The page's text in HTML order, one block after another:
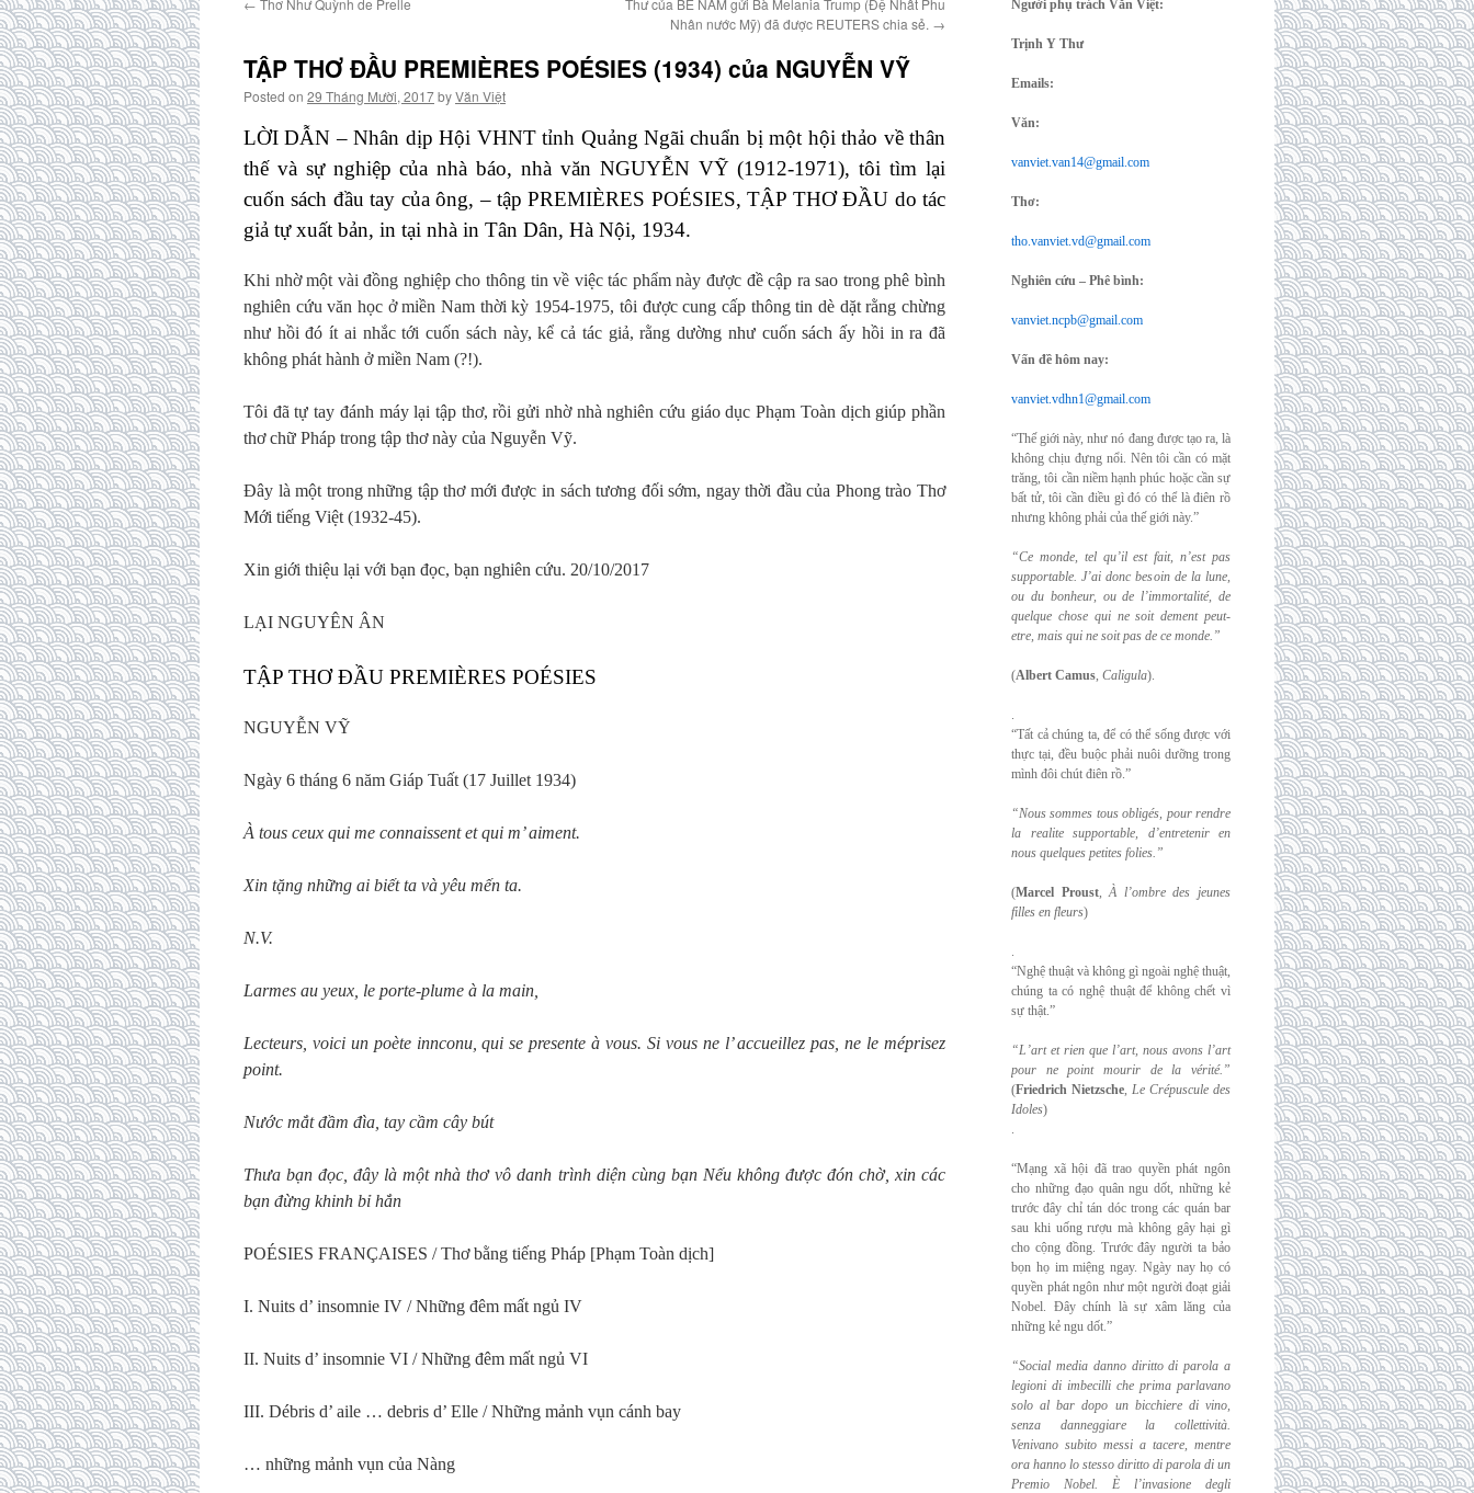
← Thơ Như Quỳnh de Prelle
Thư của BÉ NẤM gửi Bà Melania Trump (Đệ Nhất Phu
Nhân nước Mỹ) đã được REUTERS chia sẻ. →
TẬP THƠ ĐẦU PREMIÈRES POÉSIES (1934) của NGUYỄN VỸ
Posted on 29 Tháng Mười, 2017byVăn Việt
LỜI DẪN – Nhân dịp Hội VHNT tỉnh Quảng Ngãi chuẩn bị một hội thảo về thân
thế và sự nghiệp của nhà báo, nhà văn NGUYỄN VỸ (1912-1971), tôi tìm lại
cuốn sách đầu tay của ông, – tập PREMIÈRES POÉSIES, TẬP THƠ ĐẦU do tác
giả tự xuất bản, in tại nhà in Tân Dân, Hà Nội, 1934.
Khi nhờ một vài đồng nghiệp cho thông tin về việc tác phẩm này được đề cập ra sao trong phê bình
nghiên cứu văn học ở miền Nam thời kỳ 1954-1975, tôi được cung cấp thông tin dè dặt rằng chừng
như hồi đó ít ai nhắc tới cuốn sách này, kể cả tác giả, rằng dường như cuốn sách ấy hồi in ra đã
không phát hành ở miền Nam (?!).
Tôi đã tự tay đánh máy lại tập thơ, rồi gửi nhờ nhà nghiên cứu giáo dục Phạm Toàn dịch giúp phần
thơ chữ Pháp trong tập thơ này của Nguyễn Vỹ.
Đây là một trong những tập thơ mới được in sách tương đối sớm, ngay thời đầu của Phong trào Thơ
Mới tiếng Việt (1932-45).
Xin giới thiệu lại với bạn đọc, bạn nghiên cứu. 20/10/2017
LẠI NGUYÊN ÂN
TẬP THƠ ĐẦU PREMIÈRES POÉSIES
NGUYỄN VỸ
Ngày 6 tháng 6 năm Giáp Tuất (17 Juillet 1934)
À tous ceux qui me connaissent et qui m’ aiment.
Xin tặng những ai biết ta và yêu mến ta.
N.V.
Larmes au yeux, le porte-plume à la main,
Lecteurs, voici un poète innconu, qui se presente à vous. Si vous ne l’ accueillez pas, ne le méprisez
point.
Nước mắt đầm đìa, tay cầm cây bút
Thưa bạn đọc, đây là một nhà thơ vô danh trình diện cùng bạn Nếu không được đón chờ, xin các
bạn đừng khinh bỉ hắn
POÉSIES FRANÇAISES / Thơ bằng tiếng Pháp [Phạm Toàn dịch]
I. Nuits d’ insomnie IV / Những đêm mất ngủ IV
II. Nuits d’ insomnie VI / Những đêm mất ngủ VI
III. Débris d’ aile … debris d’ Elle / Những mảnh vụn cánh bay
… những mảnh vụn của Nàng
Người phụ trách Văn Việt:
Trịnh Y Thư
Emails:
Văn:
vanviet.van14@gmail.com
Thơ:
tho.vanviet.vd@gmail.com
Nghiên cứu – Phê bình:
vanviet.ncpb@gmail.com
Vấn đề hôm nay:
vanviet.vdhn1@gmail.com
“Thế giới này, như nó đang được tạo ra, là
không chịu đựng nổi. Nên tôi cần có mặt
trăng, tôi cần niềm hạnh phúc hoặc cần sự
bất tử, tôi cần điều gì đó có thể là điên rồ
nhưng không phải của thế giới này.”
“Ce monde, tel qu’il est fait, n’est pas
supportable. J’ai donc besoin de la lune,
ou du bonheur, ou de l’immortalité, de
quelque chose qui ne soit dement peut-
etre, mais qui ne soit pas de ce monde.”
(Albert Camus, Caligula).
.
“Tất cả chúng ta, để có thể sống được với
thực tại, đều buộc phải nuôi dưỡng trong
mình đôi chút điên rồ.”
“Nous sommes tous obligés, pour rendre
la realite supportable, d’entretenir en
nous quelques petites folies.”
(Marcel Proust,À l’ombre des jeunes
filles en fleurs)
.
“Nghệ thuật và không gì ngoài nghệ thuật,
chúng ta có nghệ thuật để không chết vì
sự thật.”
“L’art et rien que l’art, nous avons l’art
pour ne point mourir de la vérité.”
(Friedrich Nietzsche, Le Crépuscule des
Idoles)
.
“Mạng xã hội đã trao quyền phát ngôn
cho những đạo quân ngu dốt, những kẻ
trước đây chỉ tán dóc trong các quán bar
sau khi uống rượu mà không gây hại gì
cho cộng đồng. Trước đây người ta bảo
bọn họ im miệng ngay. Ngày nay họ có
quyền phát ngôn như một người đoạt giải
Nobel. Đây chính là sự xâm lăng của
những kẻ ngu dốt.”
“Social media danno diritto di parola a
legioni di imbecilli che prima parlavano
solo albar dopo un bicchiere di vino,
senza danneggiare la collettività.
Venivano subito messi a tacere, mentre
ora hanno lo stesso diritto di parola di un
Premio Nobel. È l’invasione degli